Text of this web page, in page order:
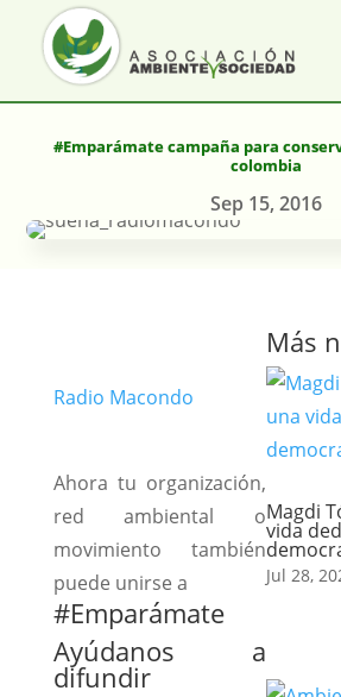
#Emparámate campaña para
colombia
Sep 15, 2016
Radio Macondo
Ahora tu organización,
red ambiental o
movimiento también
puede unirse a
#Emparámate
Ayúdanos a
difundir
Más
Magdi
vida
Jul 28,